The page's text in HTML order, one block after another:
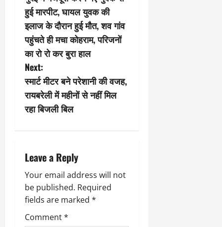
o
s
t
n
a
v
g
a
t
i
हुई मारपीट, घायल युवक की
इलाज के दौरान हुई मौत, शव गांव
पहुंचते ही मचा कोहराम, परिजनों
का रो रो कर बुरा हाल
Next:
स्मार्ट मीटर बने परेशानी की वजह,
रायबरेली में महीनों से नहीं मिल
रहा बिजली बिल
Leave a Reply
Your email address will not
be published. Required
fields are marked *
Comment*